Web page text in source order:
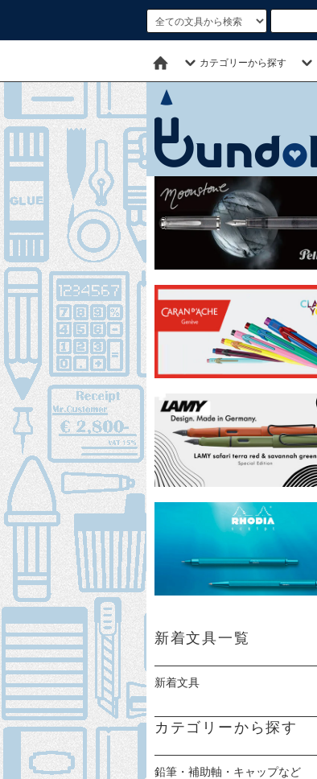
カテゴリーから探す
新着文具一覧
新着文具
カテゴリーから探す
鉛筆・補助軸・キャップなど